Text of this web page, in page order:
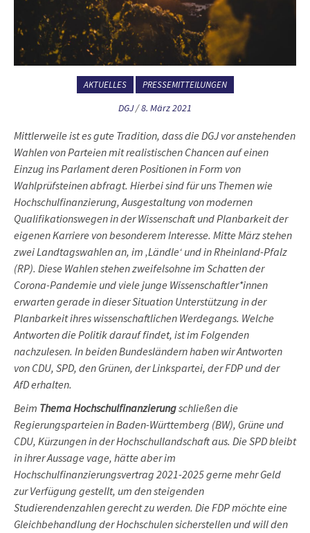
AKTUELLES PRESSEMITTEILUNGEN
DGJ/8. März 2021
Mittlerweile ist es gute Tradition, dass die DGJ vor anstehenden
Wahlen von Parteien mit realistischen Chancen auf einen
Einzug ins Parlament deren Positionen in Form von
Wahlprüfsteinen abfragt. Hierbei sind für uns Themen wie
Hochschulfinanzierung, Ausgestaltung von modernen
Qualifikationswegen in der Wissenschaft und Planbarkeit der
eigenen Karriere von besonderem Interesse. Mitte März stehen
zwei Landtagswahlen an, im ‚Ländle‘ und in Rheinland-Pfalz
(RP). Diese Wahlen stehen zweifelsohne im Schatten der
Corona-Pandemie und viele junge Wissenschaftler*innen
erwarten gerade in dieser Situation Unterstützung in der
Planbarkeit ihres wissenschaftlichen Werdegangs. Welche
Antworten die Politik darauf findet, ist im Folgenden
nachzulesen. In beiden Bundesländern haben wir Antworten
von CDU, SPD, den Grünen, der Linkspartei, der FDP und der
AfD erhalten.
Beim Thema Hochschulfinanzierungschließen die
Regierungsparteien in Baden-Württemberg (BW), Grüne und
CDU, Kürzungen in der Hochschullandschaft aus. Die SPD bleibt
in ihrer Aussage vage, hätte aber im
Hochschulfinanzierungsvertrag 2021-2025 gerne mehr Geld
zur Verfügung gestellt, um den steigenden
Studierendenzahlen gerecht zu werden. Die FDP möchte eine
Gleichbehandlung der Hochschulen sicherstellen und will den